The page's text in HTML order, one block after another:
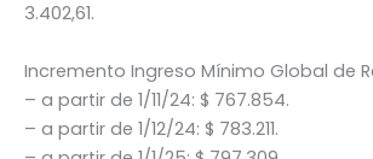
3.402,61.
Incremento Ingreso Mínimo Global de
– a partir de 1/11/24: $ 767.854.
– a partir de 1/12/24: $ 783.211.